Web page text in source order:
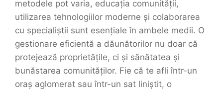
metodele pot varia, educația comunității,
utilizarea tehnologiilor moderne și colaborarea
cu specialiștii sunt esențiale în ambele medii. O
gestionare eficientă a dăunătorilor nu doar că
protejează proprietățile, ci și sănătatea și
bunăstarea comunităților. Fie că te afli într-un
oraș aglomerat sau într-un sat liniștit, o